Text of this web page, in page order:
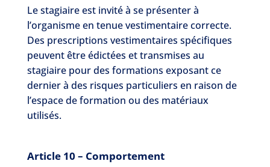
Le stagiaire est invité à se présenter à
l’organisme en tenue vestimentaire correcte.
Des prescriptions vestimentaires spécifiques
peuvent être édictées et transmises au
stagiaire pour des formations exposant ce
dernier à des risques particuliers en raison de
l’espace de formation ou des matériaux
utilisés.
Article 10 – Comportement